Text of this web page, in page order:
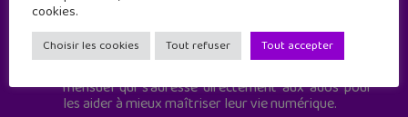
Geek Junior est le premier site de culture numérique
à destination des adolescents.
mensuel qui s’adresse directement aux ados pour
les aider à mieux maîtriser leur vie numérique.
cookies.
Choisir les cookies Tout refuser Tout accepter